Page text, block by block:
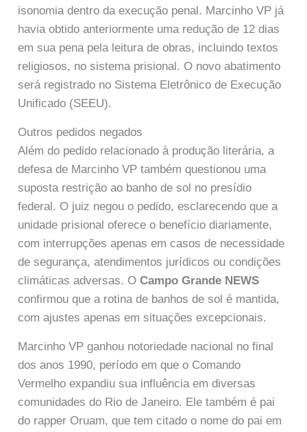
isonomia dentro da execução penal. Marcinho VP já
havia obtido anteriormente uma redução de 12 dias
em sua pena pela leitura de obras, incluindo textos
religiosos, no sistema prisional. O novo abatimento
será registrado no Sistema Eletrônico de Execução
Unificado (SEEU).
Outros pedidos negados
Além do pedido relacionado à produção literária, a
defesa de Marcinho VP também questionou uma
suposta restrição ao banho de sol no presídio
federal. O juiz negou o pedido, esclarecendo que a
unidade prisional oferece o benefício diariamente,
com interrupções apenas em casos de necessidade
de segurança, atendimentos jurídicos ou condições
climáticas adversas. OCampo Grande NEWS
confirmou que a rotina de banhos de sol é mantida,
com ajustes apenas em situações excepcionais.
Marcinho VP ganhou notoriedade nacional no final
dos anos 1990, período em que o Comando
Vermelho expandiu sua influência em diversas
comunidades do Rio de Janeiro. Ele também é pai
do rapper Oruam, que tem citado o nome do pai em